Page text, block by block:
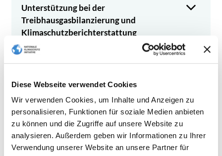
Diese Webseite verwendet Cookies
Wir verwenden Cookies, um Inhalte und Anzeigen zu
personalisieren, Funktionen für soziale Medien anbieten
zu können und die Zugriffe auf unsere Website zu
analysieren. Außerdem geben wir Informationen zu Ihrer
Verwendung unserer Website an unsere Partner für
Unterstützung bei der
Treibhausgasbilanzierung und
Klimaschutzberichterstattung
leicht gemacht!
Informationsveranstaltungen zur
Kommunalrichtlinie